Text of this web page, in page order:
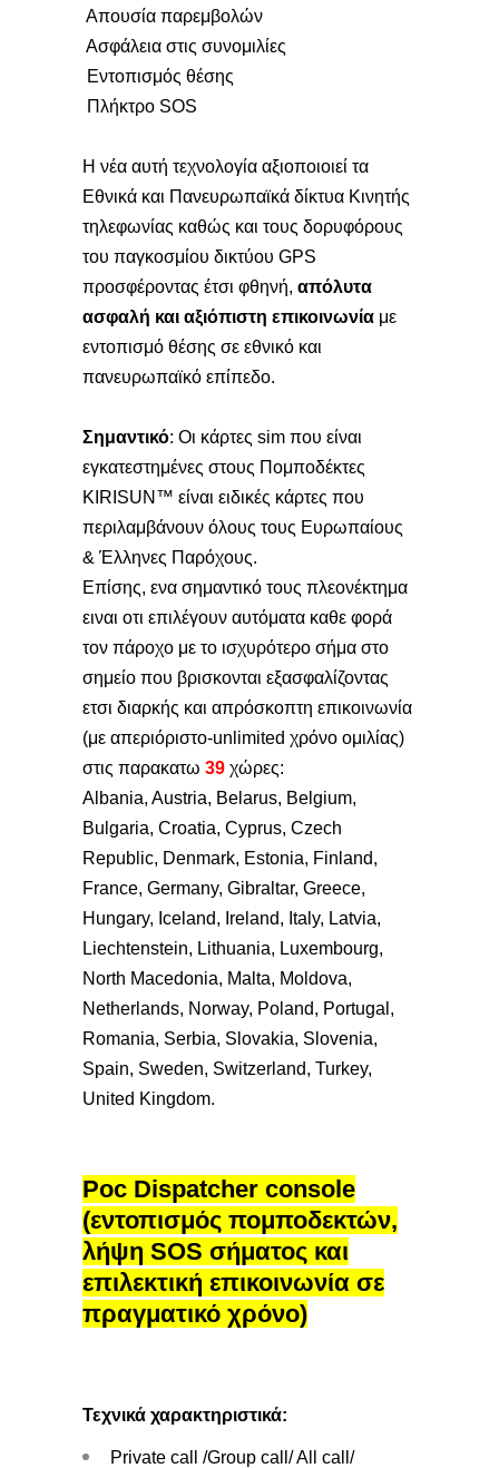
Απουσία παρεμβολών
Ασφάλεια στις συνομιλίες
Εντοπισμός θέσης
Πλήκτρο SOS
Η νέα αυτή τεχνολογία αξιοποιοιεί τα
Εθνικά και Πανευρωπαϊκά δίκτυα Κινητής
τηλεφωνίας καθώς και τους δορυφόρους
του παγκοσμίου δικτύου GPS
προσφέροντας έτσι φθηνή, απόλυτα
ασφαλή και αξιόπιστη επικοινωνία με
εντοπισμό θέσης σε εθνικό και
πανευρωπαϊκό επίπεδο.
Σημαντικό: Oι κάρτες sim που είναι
εγκατεστημένες στους Πομποδέκτες
KIRISUN™ είναι ειδικές κάρτες που
περιλαμβάνουν όλους τους Ευρωπαίους
& Έλληνες Παρόχους.
Επίσης, ενα σημαντικό τους πλεονέκτημα
ειναι οτι επιλέγουν αυτόματα καθε φορά
τον πάροχο με το ισχυρότερο σήμα στο
σημείο που βρισκονται εξασφαλίζοντας
ετσι διαρκής και απρόσκοπτη επικοινωνία
(με απεριόριστο-unlimited χρόνο ομιλίας)
στις παρακατω 39 χώρες:
Albania, Austria, Belarus, Belgium,
Bulgaria, Croatia, Cyprus, Czech
Republic, Denmark, Estonia, Finland,
France, Germany, Gibraltar, Greece,
Hungary, Iceland, Ireland, Italy, Latvia,
Liechtenstein, Lithuania, Luxembourg,
North Macedonia, Malta, Moldova,
Netherlands, Norway, Poland, Portugal,
Romania, Serbia, Slovakia, Slovenia,
Spain, Sweden, Switzerland, Turkey,
United Kingdom.
Poc Dispatcher console
(εντοπισμός πομποδεκτών,
λήψη SOS σήματος και
επιλεκτική επικοινωνία σε
πραγματικό χρόνο)
Τεχνικά χαρακτηριστικά:
Private call /Group call/ All call/